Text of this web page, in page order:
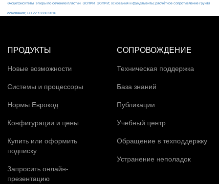
Эксцетриситеты эпюры по сечению пластин ЭСПРИ ЭСПРИ; основания и фундаменты; расчётное сопротивление грунта
основания; СП 22.13330.2016
ПРОДУКТЫ
Новые возможности
Системы и процессоры
Нормы Еврокод
Конфигурации и цены
Купить или оформить
подписку
Запросить онлайн-
презентацию
СОПРОВОЖДЕНИЕ
Техническая поддержка
База знаний
Публикации
Учебный центр
Обращение в техподдержку
Устранение неполадок